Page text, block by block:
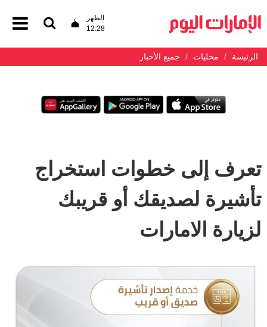
الظهر
12:28
الرئيسة محليات جميع الأخبار
تعرف إلى خطوات استخراج
تأشيرة لصديقك أو قريبك
لزيارة الامارات